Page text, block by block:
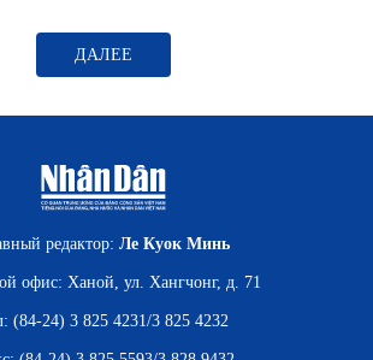
ДАЛЕЕ
редактор: Ле Куок Минь
офис: Ханой, ул. Хангчонг, д. 71
(84-24) 3 825 4231/3 825 4232